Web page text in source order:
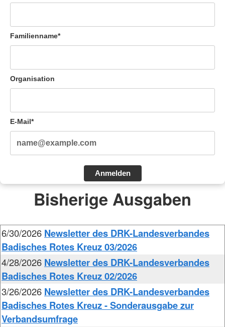
Familienname*
Organisation
E-Mail*
Anmelden
Bisherige Ausgaben
6/30/2026 Newsletter des DRK-Landesverbandes
Badisches Rotes Kreuz 03/2026
4/28/2026 Newsletter des DRK-Landesverbandes
Badisches Rotes Kreuz 02/2026
3/26/2026 Newsletter des DRK-Landesverbandes
Badisches Rotes Kreuz - Sonderausgabe zur
Verbandsumfrage